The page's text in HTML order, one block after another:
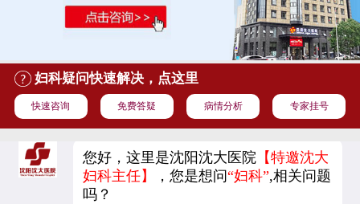
妇科疑问快速解决，点这里
快速咨询 免费答疑 病情分析 专家挂号
您好，这里是沈阳沈大医院 【特邀沈大
妇科主任】
，您是想问“妇科”,相关问题
吗？